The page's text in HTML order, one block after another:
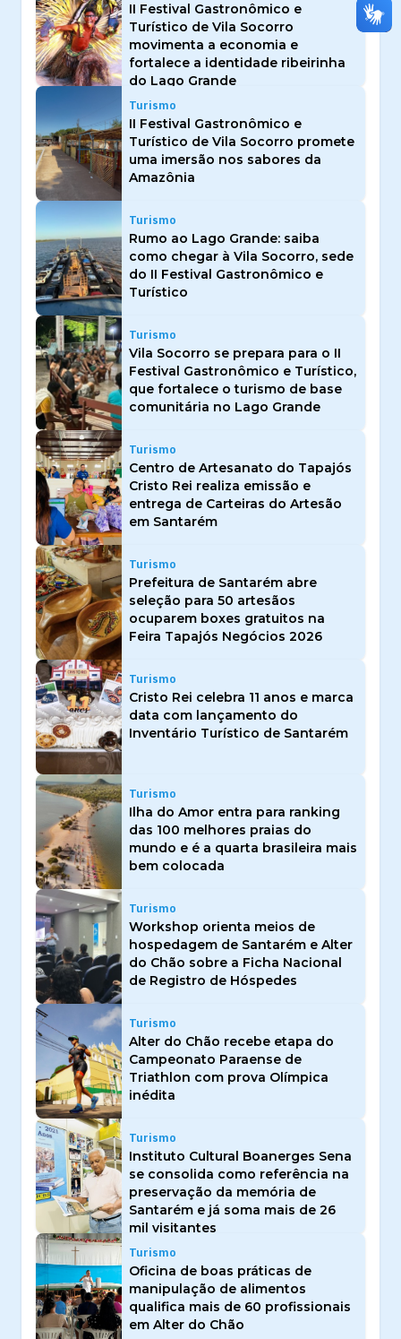
II Festival Gastronômico e
Turístico de Vila Socorro
movimenta a economia e
fortalece a identidade ribeirinha
do Lago Grande
Turismo
II Festival Gastronômico e
Turístico de Vila Socorro promete
uma imersão nos sabores da
Amazônia
Turismo
Rumo ao Lago Grande: saiba
como chegar à Vila Socorro, sede
do II Festival Gastronômico e
Turístico
Turismo
Vila Socorro se prepara para o II
Festival Gastronômico e Turístico,
que fortalece o turismo de base
comunitária no Lago Grande
Turismo
Centro de Artesanato do Tapajós
Cristo Rei realiza emissão e
entrega de Carteiras do Artesão
em Santarém
Turismo
Prefeitura de Santarém abre
seleção para 50 artesãos
ocuparem boxes gratuitos na
Feira Tapajós Negócios 2026
Turismo
Cristo Rei celebra 11 anos e marca
data com lançamento do
Inventário Turístico de Santarém
Turismo
Ilha do Amor entra para ranking
das 100 melhores praias do
mundo e é a quarta brasileira mais
bem colocada
Turismo
Workshop orienta meios de
hospedagem de Santarém e Alter
do Chão sobre a Ficha Nacional
de Registro de Hóspedes
Turismo
Alter do Chão recebe etapa do
Campeonato Paraense de
Triathlon com prova Olímpica
inédita
Turismo
Instituto Cultural Boanerges Sena
se consolida como referência na
preservação da memória de
Santarém e já soma mais de 26
mil visitantes
Turismo
Oficina de boas práticas de
manipulação de alimentos
qualifica mais de 60 profissionais
em Alter do Chão